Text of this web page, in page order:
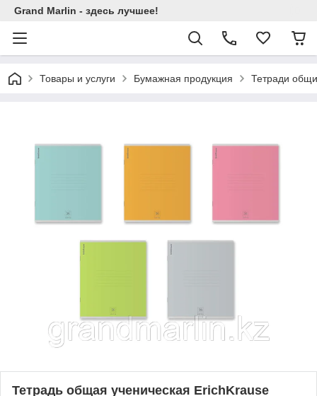
Grand Marlin - здесь лучшее!
Товары и услуги Бумажная продукция Тетради
Тетрадь общая ученическая ErichKrause